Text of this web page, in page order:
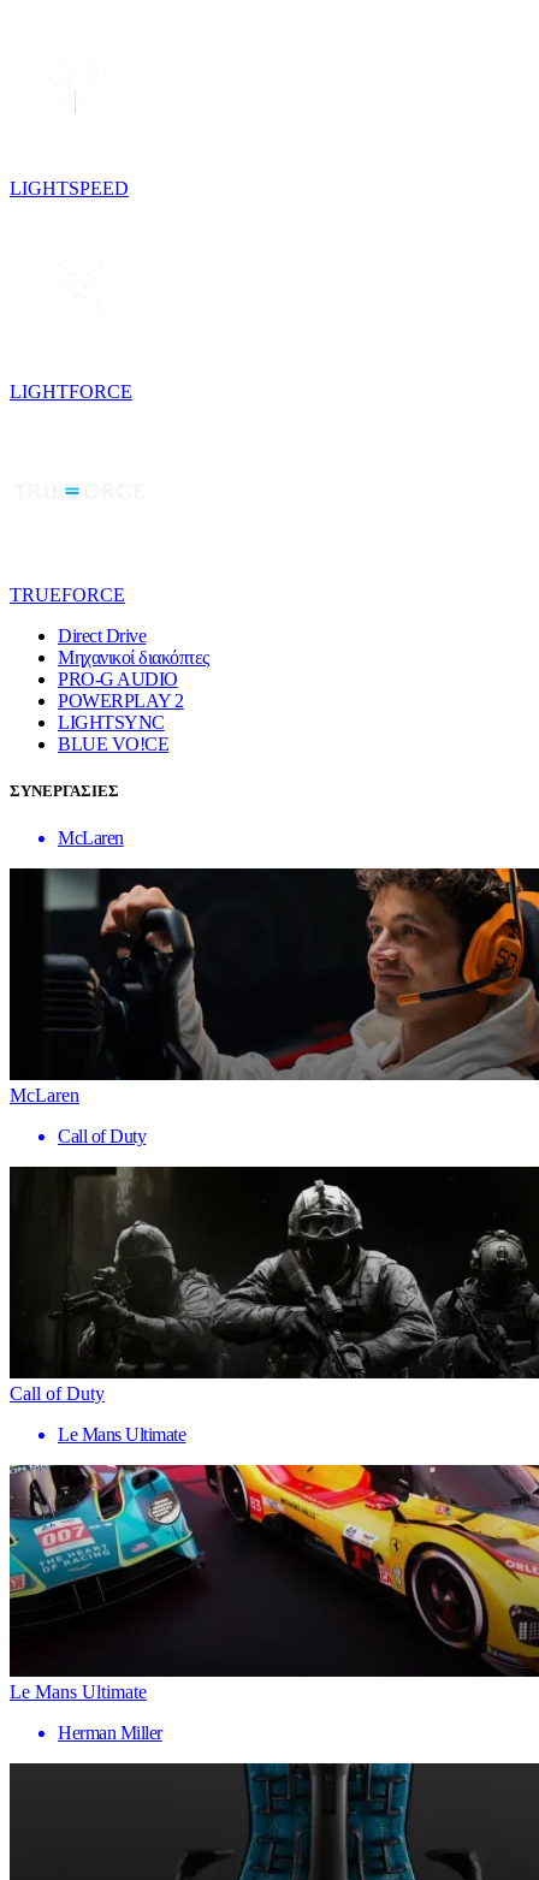
LIGHTSPEED
LIGHTFORCE
TRUEFORCE
Direct Drive
Μηχανικοί διακόπτες
PRO-G AUDIO
POWERPLAY 2
LIGHTSYNC
BLUE VO!CE
ΣΥΝΕΡΓΑΣΙΕΣ
McLaren
McLaren
Call of Duty
Call of Duty
Le Mans Ultimate
Le Mans Ultimate
Herman Miller